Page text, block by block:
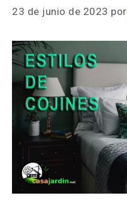
23 de junio de 2023 por